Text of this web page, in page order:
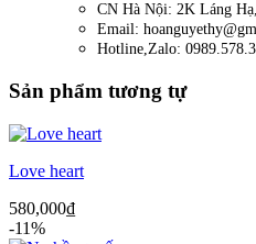
CN Hà Nội: 2K Láng
Email:
Hotline,Zalo:
Sản phẩm tương tự
Love heart
580,000₫
-11%